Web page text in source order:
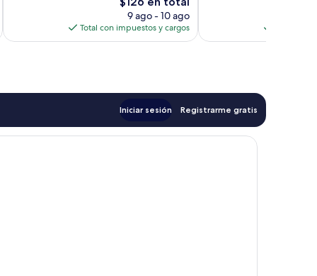
precio
actual
es
9 ago - 10 ago
Total con impuestos y cargos
Iniciar sesión Registrarme gratis